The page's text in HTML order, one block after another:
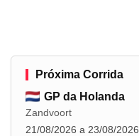
Próxima Corrida
GP da Holanda
Zandvoort
21/08/2026 a 23/08/2026